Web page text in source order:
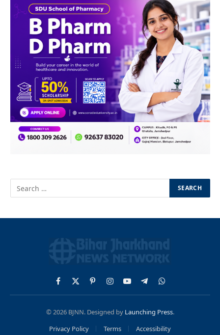
Facebook
X
(Twitter)
PinterestInstagram
YouTubeTelegramWhatsApp
© 2026 BJNN. Designed by Launching Press.
Privacy Policy
Terms Accessibility